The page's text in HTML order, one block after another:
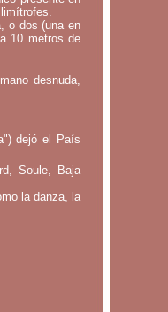
o dos (una en
10 metros de
desnuda,
dejó el País
Soule, Baja
la danza, la